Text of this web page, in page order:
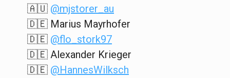
🇦🇺 @mjstorer_au
🇩🇪 Marius Mayrhofer
🇩🇪 @flo_stork97
🇩🇪 Alexander Krieger
🇩🇪 @HannesWilksch